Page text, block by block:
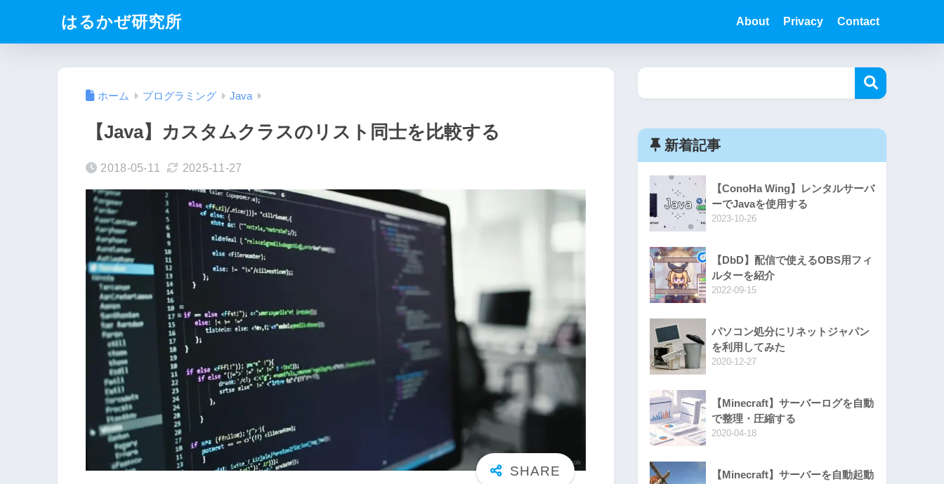
はるかぜ研究所 About Privacy Contact
ホーム プログラミング Java
【Java】カスタムクラスのリスト同士を比較する
2018-05-11 2025-11-27
新着記事
【ConoHa Wing】レンタルサーバ
ーでJavaを使用する
2023-10-26
【DbD】配信で使えるOBS用フィ
ルターを紹介
2022-09-15
パソコン処分にリネットジャパン
を利用してみた
2020-12-27
【Minecraft】サーバーログを自動
で整理・圧縮する
2020-04-18
【Minecraft】サーバーを自動起動